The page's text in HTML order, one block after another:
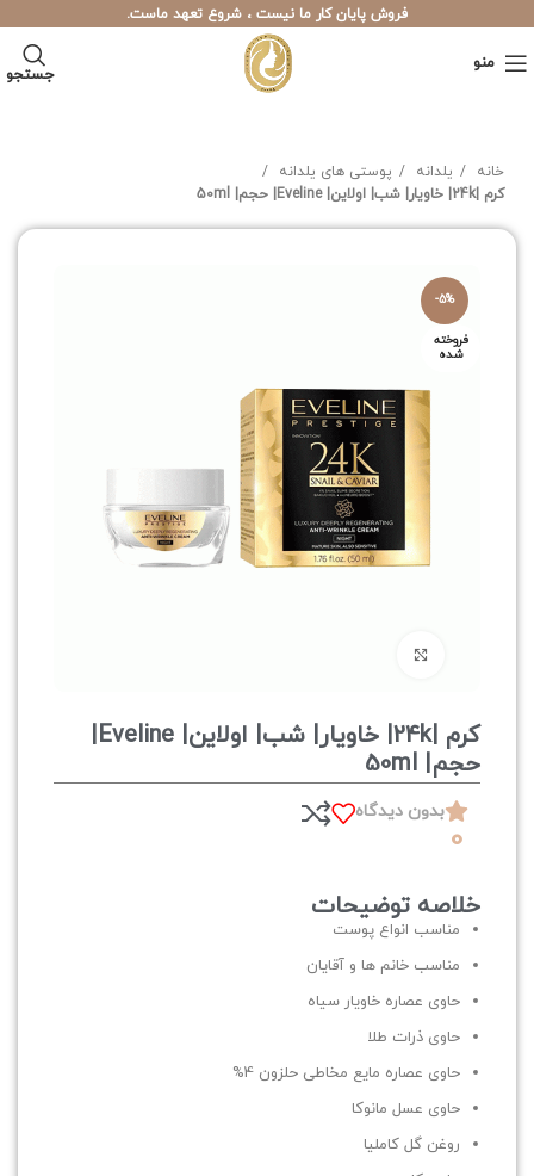
فروش پایان کار ما نیست ، شروع تعهد ماست.
منو
جستجو
خانه یلدانه
پوستی های یلدانه
کرم |24k| خاویار| شب| اولاین| Eveline| حجم| 50ml
-5%
فروخته
شده
کرم |24k| خاویار| شب| اولاین| Eveline|
حجم| 50ml
0
بدون دیدگاه
خلاصه توضیحات
مناسب انواع پوست
مناسب خانم ها و آقایان
حاوی عصاره خاویار سیاه
حاوی ذرات طلا
حاوی عصاره مایع مخاطی حلزون 4%
حاوی عسل مانوکا
روغن گل کاملیا